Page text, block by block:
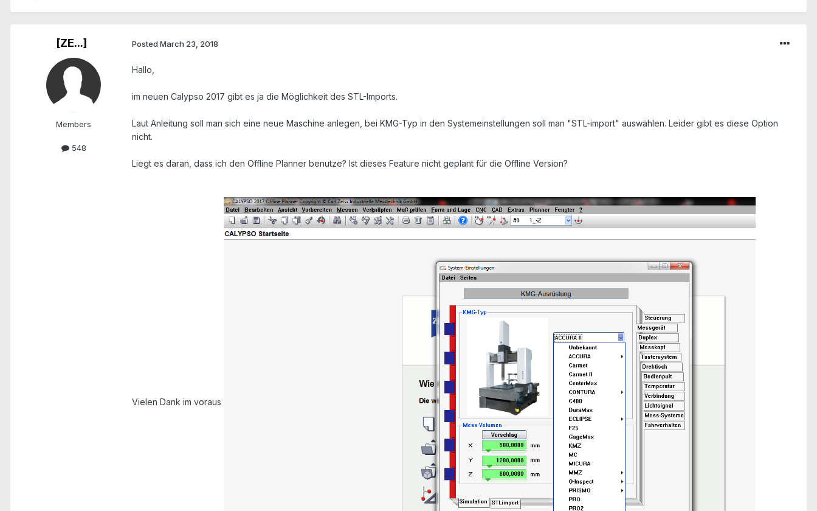
[ZE...]
Members
548
Posted March 23, 2018
Hallo,
im neuen Calypso 2017 gibt es ja die Möglichkeit des STL-Imports.
Laut Anleitung soll man sich eine neue Maschine anlegen, bei KMG-Typ in den Systemeinstellungen soll man "STL-import" auswählen. Leider gibt es diese Option
nicht.
Liegt es daran, dass ich den Offline Planner benutze? Ist dieses Feature nicht geplant für die Offline Version?
Vielen Dank im voraus